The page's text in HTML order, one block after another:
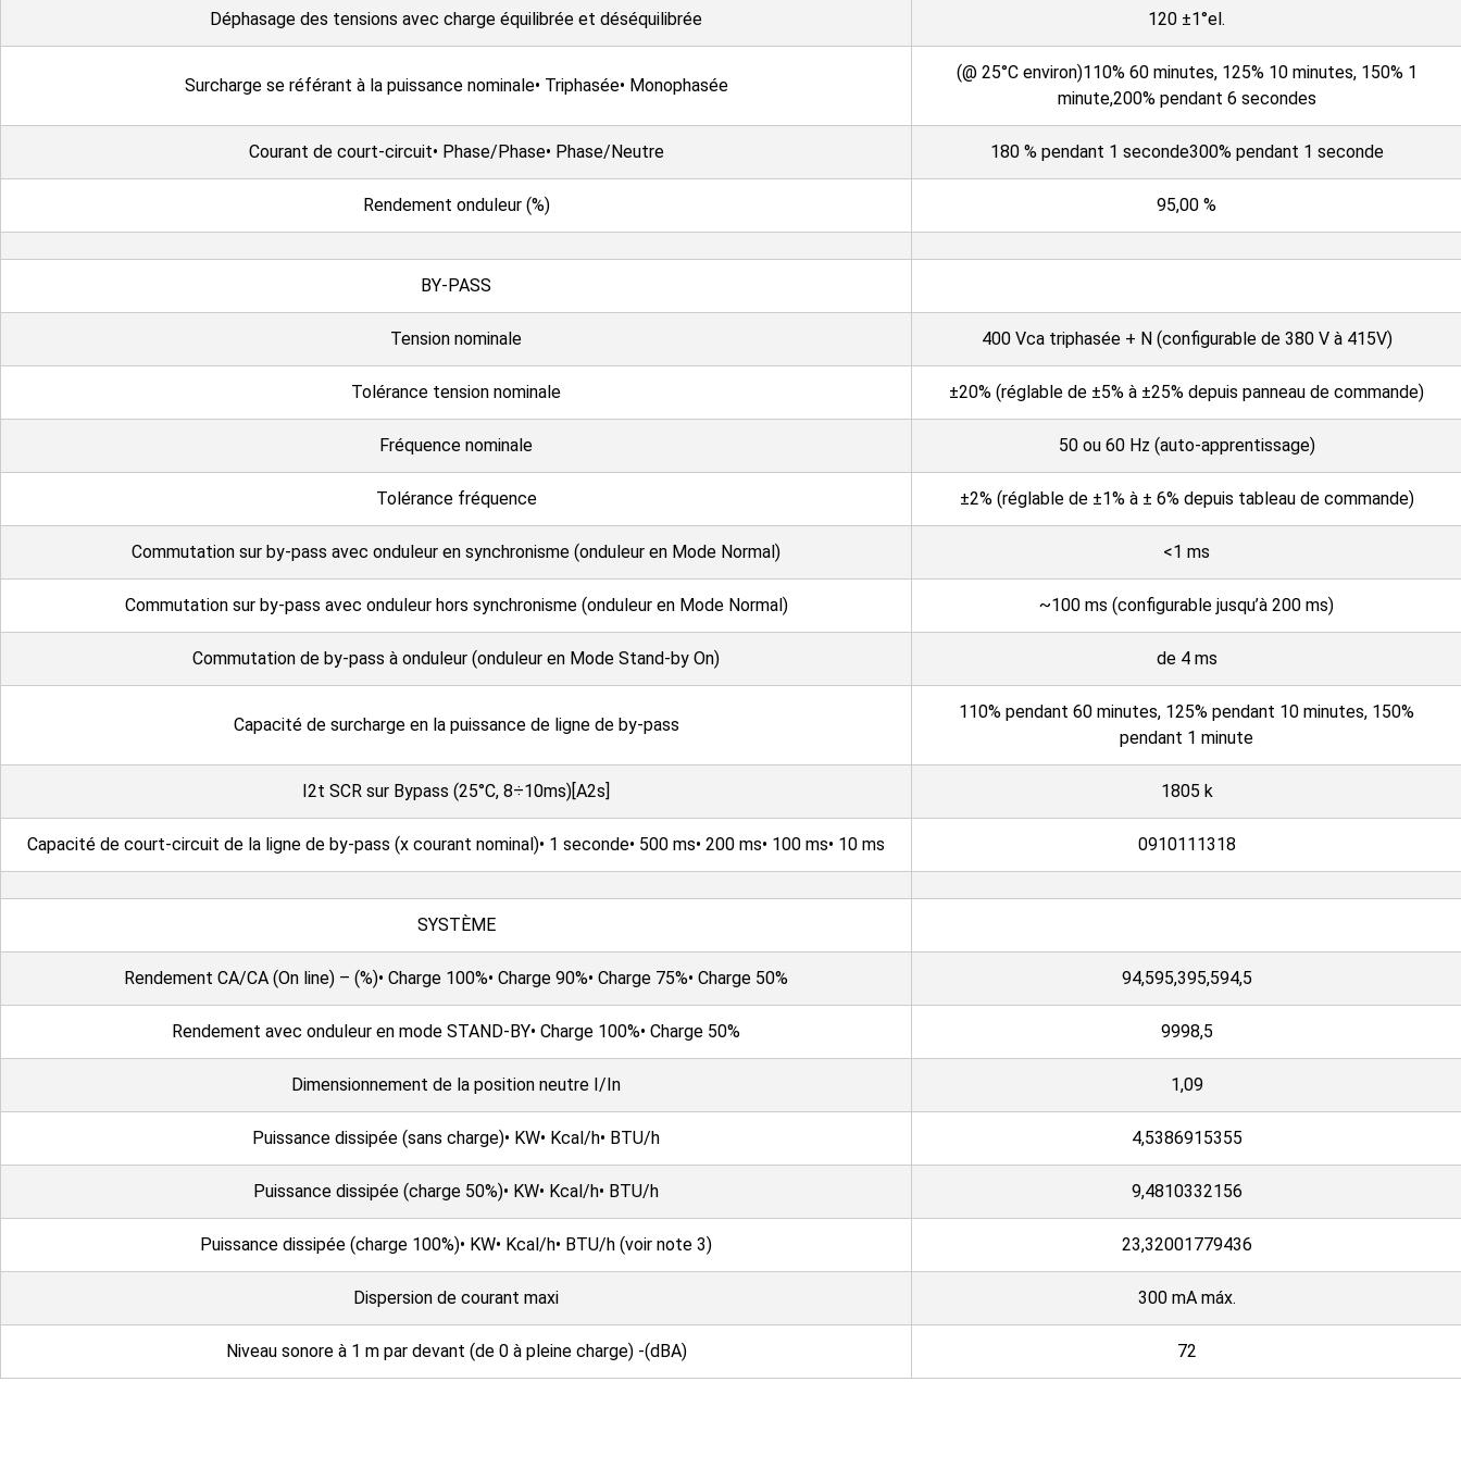
Déphasage des tensions avec charge équilibrée et déséquilibrée 120 ±1°el.
Surcharge se référant à la puissance nominale• Triphasée• Monophasée
(@ 25°C environ)110% 60 minutes, 125% 10 minutes, 150% 1
minute,200% pendant 6 secondes
Courant de court-circuit• Phase/Phase• Phase/Neutre 180 % pendant 1 seconde300% pendant 1 seconde
Rendement onduleur (%) 95,00 %
BY-PASS
Tension nominale 400 Vca triphasée + N (configurable de 380 V à 415V)
Tolérance tension nominale ±20% (réglable de ±5% à ±25% depuis panneau de commande)
Fréquence nominale 50 ou 60 Hz (auto-apprentissage)
Tolérance fréquence ±2% (réglable de ±1% à ± 6% depuis tableau de commande)
Commutation sur by-pass avec onduleur en synchronisme (onduleur en Mode Normal) <1 ms
Commutation sur by-pass avec onduleur hors synchronisme (onduleur en Mode Normal) ~100 ms (configurable jusqu’à 200 ms)
Commutation de by-pass à onduleur (onduleur en Mode Stand-by On) de 4 ms
Capacité de surcharge en la puissance de ligne de by-pass
110% pendant 60 minutes, 125% pendant 10 minutes, 150%
pendant 1 minute
I2t SCR sur Bypass (25°C, 8÷10ms)[A2s] 1805 k
Capacité de court-circuit de la ligne de by-pass (x courant nominal)• 1 seconde• 500 ms• 200 ms• 100 ms• 10 ms 0910111318
SYSTÈME
Rendement CA/CA (On line) – (%)• Charge 100%• Charge 90%• Charge 75%• Charge 50% 94,595,395,594,5
Rendement avec onduleur en mode STAND-BY• Charge 100%• Charge 50% 9998,5
Dimensionnement de la position neutre I/In 1,09
Puissance dissipée (sans charge)• KW• Kcal/h• BTU/h 4,5386915355
Puissance dissipée (charge 50%)• KW• Kcal/h• BTU/h 9,4810332156
Puissance dissipée (charge 100%)• KW• Kcal/h• BTU/h (voir note 3) 23,32001779436
Dispersion de courant maxi 300 mA máx.
Niveau sonore à 1 m par devant (de 0 à pleine charge) -(dBA) 72